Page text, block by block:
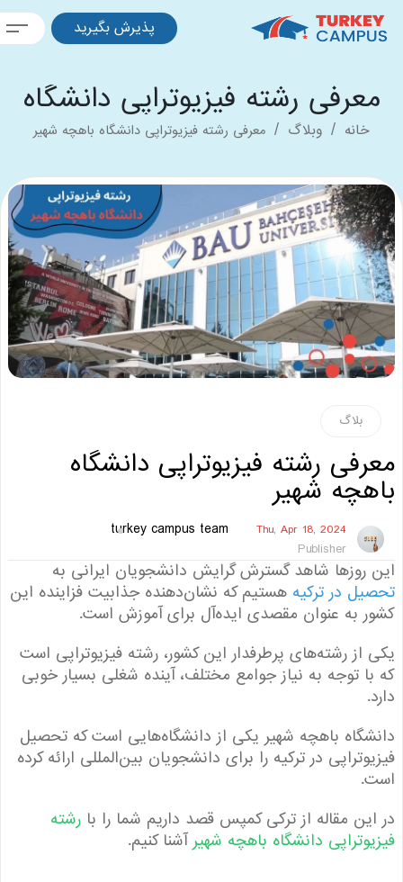
پذیرش بگیرید
رشته فیزیوتراپی دانشگاه
باهچه شهیر وبلاگ معرفی رشته فیزیوتراپی دانشگاه باهچه شهیر
رشته فیزیوتراپی دانشگاه
شهیر
turkey campus team Thu, Apr 18, 2024
Publisher
روز‌ها شاهد گسترش گرایش دانشجویان ایرانی به
در ترکیه هستیم که نشان‌دهنده جذابیت فزاینده این
به عنوان مقصدی ایده‌آل برای آموزش است.
رشته‌های پرطرفدار این کشور، رشته فیزیوتراپی است
توجه به نیاز جوامع مختلف، آینده شغلی بسیار خوبی
باهچه شهیر یکی از دانشگاه‌هایی است که تحصیل
در ترکیه را برای دانشجویان بین‌المللی ارائه کرده
مقاله از ترکی کمپس قصد داریم شما را با رشته
دانشگاه باهچه شهیر آشنا کنیم.